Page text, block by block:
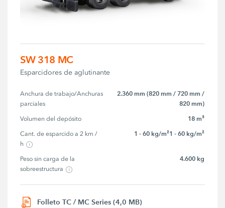
SW 318 MC
Esparcidores de aglutinante
Anchura de trabajo/Anchuras
parciales
2.360 mm (820 mm / 720 mm /
820 mm)
Volumen del depósito 18 m³
Cant. de esparcido a 2 km /
h
1 - 60 kg/m²1 - 60 kg/m²
Peso sin carga de la
sobreestructura
4.600 kg
Folleto TC / MC Series (4,0 MB)